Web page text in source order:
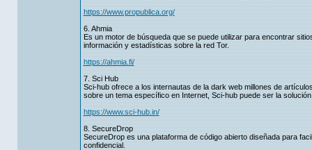
https://www.propublica.org/
6. Ahmia
Es un motor de búsqueda que se puede utilizar para encontrar
información y estadísticas sobre la red Tor.
https://ahmia.fi/
7. Sci Hub
Sci-hub ofrece a los internautas de la dark web millones de
sobre un tema específico en Internet, Sci-hub puede ser la
https://www.sci-hub.in/
8. SecureDrop
SecureDrop es una plataforma de código abierto diseñada para
confidencial.